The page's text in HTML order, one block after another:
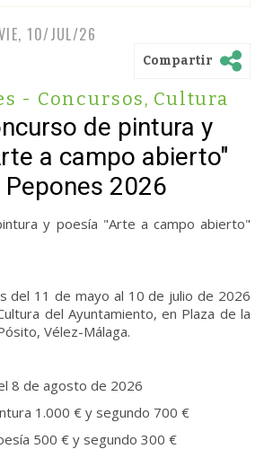
10/JUL/26
Compartir
- Concursos, Cultura
de pintura y
a campo abierto"
Pepones 2026
y poesía "Arte a campo abierto"
del 11 de mayo al 10 de julio de 2026
del Ayuntamiento, en Plaza de la
Vélez-Málaga.
8 de agosto de 2026
1.000 € y segundo 700 €
500 € y segundo 300 €